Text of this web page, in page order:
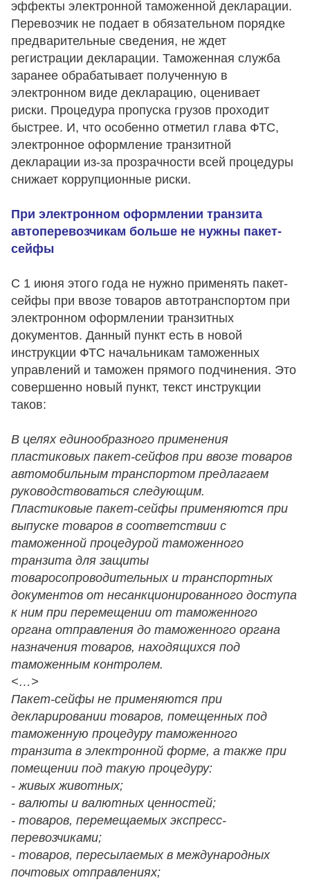
эффекты электронной таможенной декларации.
Перевозчик не подает в обязательном порядке
предварительные сведения, не ждет
регистрации декларации. Таможенная служба
заранее обрабатывает полученную в
электронном виде декларацию, оценивает
риски. Процедура пропуска грузов проходит
быстрее. И, что особенно отметил глава ФТС,
электронное оформление транзитной
декларации из-за прозрачности всей процедуры
снижает коррупционные риски.
При электронном оформлении транзита
автоперевозчикам больше не нужны пакет-
сейфы
С 1 июня этого года не нужно применять пакет-
сейфы при ввозе товаров автотранспортом при
электронном оформлении транзитных
документов. Данный пункт есть в новой
инструкции ФТС начальникам таможенных
управлений и таможен прямого подчинения. Это
совершенно новый пункт, текст инструкции
таков:
В целях единообразного применения
пластиковых пакет-сейфов при ввозе товаров
автомобильным транспортом предлагаем
руководствоваться следующим.
Пластиковые пакет-сейфы применяются при
выпуске товаров в соответствии с
таможенной процедурой таможенного
транзита для защиты
товаросопроводительных и транспортных
документов от несанкционированного доступа
к ним при перемещении от таможенного
органа отправления до таможенного органа
назначения товаров, находящихся под
таможенным контролем.
<…>
Пакет-сейфы не применяются при
декларировании товаров, помещенных под
таможенную процедуру таможенного
транзита в электронной форме, а также при
помещении под такую процедуру:
- живых животных;
- валюты и валютных ценностей;
- товаров, перемещаемых экспресс-
перевозчиками;
- товаров, пересылаемых в международных
почтовых отправлениях;